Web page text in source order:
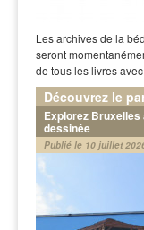
Les archives de la
seront
de tous les livres
Découvrez le
Explorez
dessinée
Publié le 10 juillet